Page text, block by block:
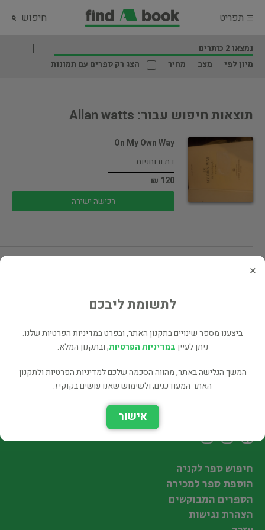
תפריט חיפוש
נמצאו 2 כותרים
מיון לפי
מצב מחיר הצג רק ספרים עם תמונות
תוצאות חיפוש עבור: Allan watts
On My Own Way
דת ורוחניות
120 ₪
רכישה ישירה
48 ₪
רכישה ישירה
×
לתשומת ליבכם
ביצענו מספר שינויים בתקנון האתר, ובפרט במדיניות הפרטיות שלנו.
ניתן לעייןבמדיניות הפרטיות, ובתקנון המלא.
המשך הגלישה באתר, מהווה הסכמה שלכם למדיניות הפרטיות ולתקנון
האתר המעודכנים, ולשימוש שאנו עושים בקוקיז.
אישור
חיפוש ספר לקניה
הוספת ספר למכירה
הספרים המבוקשים
הצהרת נגישות